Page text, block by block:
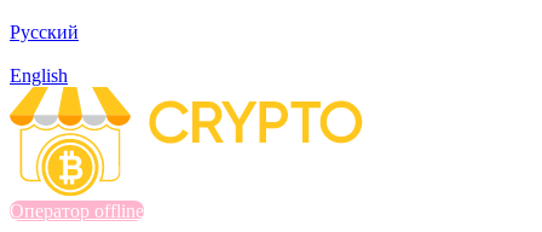
Русский
English
Оператор offline